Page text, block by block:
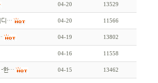
04-20 13529
디… 04-20 11566
04-19 13802
04-16 11558
-한… 04-15 13462